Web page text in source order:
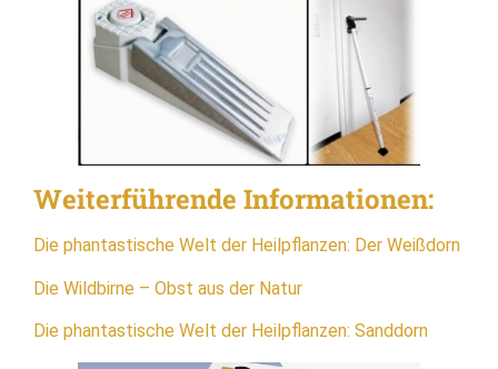
Weiterführende Informationen:
Die phantastische Welt der Heilpflanzen: Der Weißdorn
Die Wildbirne – Obst aus der Natur
Die phantastische Welt der Heilpflanzen: Sanddorn